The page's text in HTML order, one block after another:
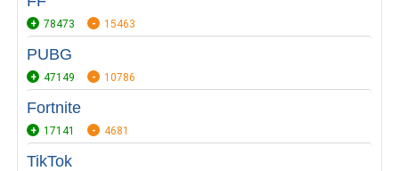
78473 15463
PUBG
47149 10786
Fortnite
17141 4681
TikTok